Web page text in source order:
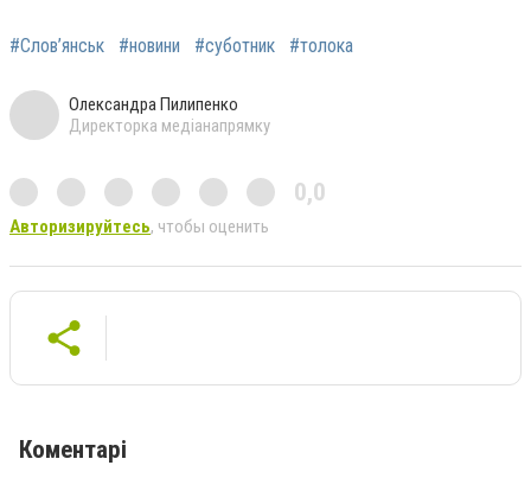
#Слов’янськ #новини #суботник #толока
Олександра Пилипенко
Директорка медіанапрямку
0,0
Авторизируйтесь, чтобы оценить
Коментарі